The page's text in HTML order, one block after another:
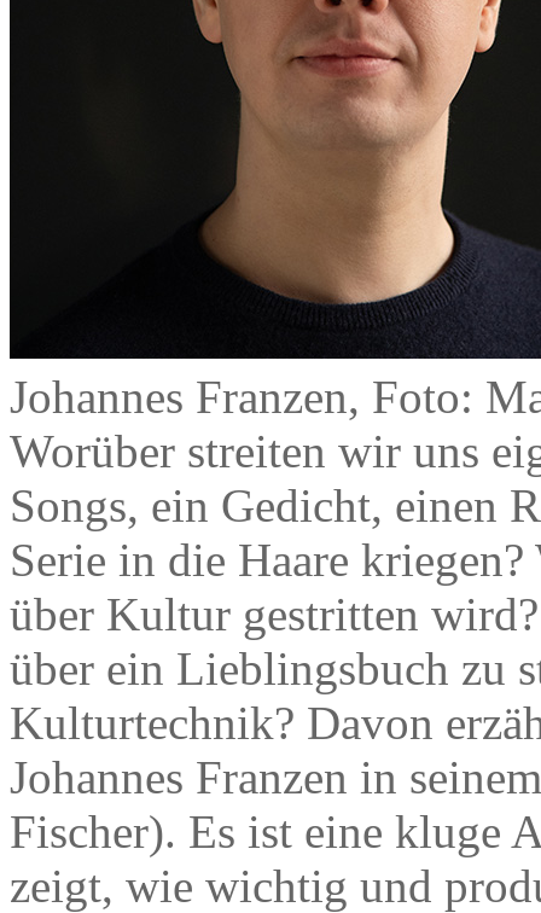
Johannes Franzen, Foto:
Worüber streiten wir uns
Songs, ein Gedicht, einen
Serie in die Haare
über Kultur gestritten
über ein Lieblingsbuch zu
Kulturtechnik? Davon
Johannes Franzen in
Fischer). Es ist eine kluge
zeigt, wie wichtig und